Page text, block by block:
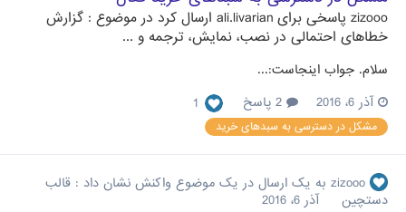
zizooo پاسخی برای ali.livarian ارسال کرد در موضوع : گزارش
خطاهای احتمالی در نصب، نمایش، ترجمه و ...
سلام. جواب اینجاست:...
آذر 6، 2016
1
مشکل در دسترسی به سبدهای خرید
zizooo به یک ارسال در یک موضوع واکنش نشان داد : قالب
دستچین
آذر 6، 2016